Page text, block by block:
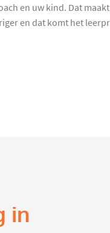
en uw kind. Dat
en dat komt het
in